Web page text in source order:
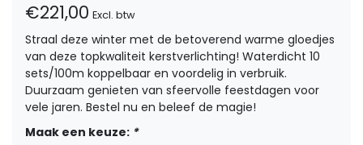
€221,00 Excl. btw
Straal deze winter met de betoverend warme gloedjes
van deze topkwaliteit kerstverlichting! Waterdicht 10
sets/100m koppelbaar en voordelig in verbruik.
Duurzaam genieten van sfeervolle feestdagen voor
vele jaren. Bestel nu en beleef de magie!
Maak een keuze: *